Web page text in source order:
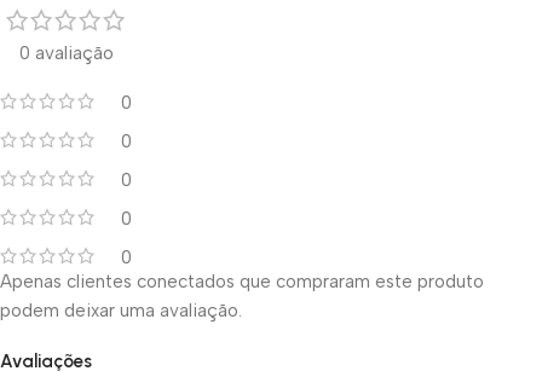
0 avaliação
0
0
0
0
0
Avaliações
Apenas clientes conectados que compraram este produto
podem deixar uma avaliação.